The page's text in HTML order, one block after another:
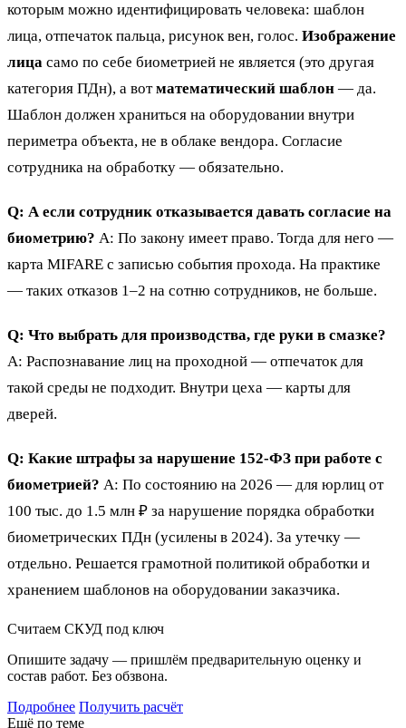
которым можно идентифицировать человека: шаблон
лица, отпечаток пальца, рисунок вен, голос. Изображение
лица само по себе биометрией не является (это другая
категория ПДн), а вотматематический шаблон — да.
Шаблон должен храниться на оборудовании внутри
периметра объекта, не в облаке вендора. Согласие
сотрудника на обработку — обязательно.
Q: А если сотрудник отказывается давать согласие на
биометрию? A: По закону имеет право. Тогда для него —
карта MIFARE с записью события прохода. На практике
— таких отказов 1–2 на сотню сотрудников, не больше.
Q: Что выбрать для производства, где руки в смазке?
A: Распознавание лиц на проходной — отпечаток для
такой среды не подходит. Внутри цеха — карты для
дверей.
Q: Какие штрафы за нарушение 152-ФЗ при работе с
биометрией? A: По состоянию на 2026 — для юрлиц от
100 тыс. до 1.5 млн ₽ за нарушение порядка обработки
биометрических ПДн (усилены в 2024). За утечку —
отдельно. Решается грамотной политикой обработки и
хранением шаблонов на оборудовании заказчика.
Считаем СКУД под ключ
Опишите задачу — пришлём предварительную оценку и
состав работ. Без обзвона.
Подробнее Получить расчёт
Ещё по теме